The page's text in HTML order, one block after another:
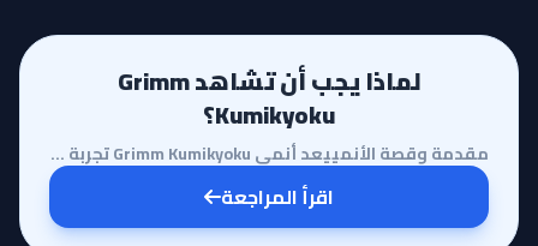
لماذا يجب أن تشاهد Grimm
Kumikyoku؟
مقدمة وقصة الأنمييعد أنمي Grimm Kumikyoku تجربة بصرية وسردية فريدة من نوعها في عالم الأنمي الحديث، ح...
اقرأ المراجعة